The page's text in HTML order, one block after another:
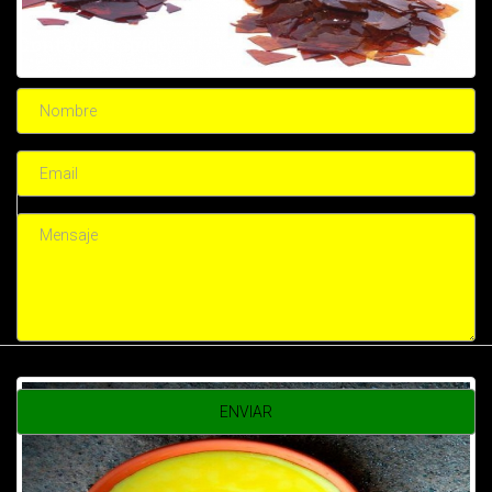
Goma Laca
La goma laca es una resina natural que proviene de un insecto
rojo llamado gusano de la laca (Laccifer lacca) y sirve para
impermeabilizar superficies porosas. También se utiliza en